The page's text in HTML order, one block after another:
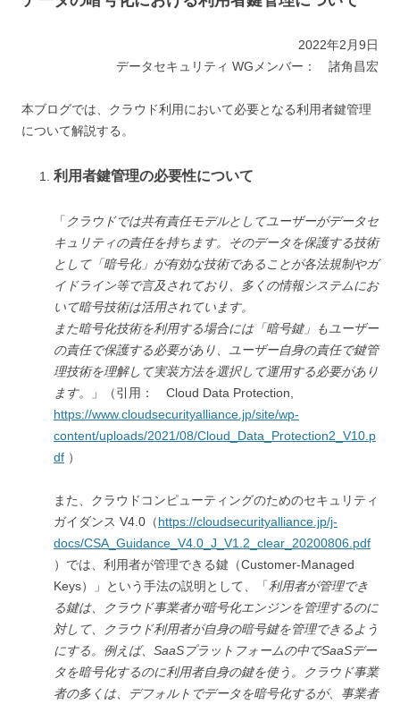
2022年2月9日
データセキュリティ WGメンバー： 諸角昌宏
本ブログでは、クラウド利用において必要となる利用者鍵管理
について解説する。
利用者鍵管理の必要性について
「 クラウドでは共有責任モデルとしてユーザーがデータセ
キュリティの責任を持ちます。そのデータを保護する技術
として「暗号化」が有効な技術であることが各法規制やガ
イドライン等で言及されており、多くの情報システムにお
いて暗号技術は活用されています。
また暗号化技術を利用する場合には「暗号鍵」もユーザー
の責任で保護する必要があり、ユーザー自身の責任で鍵管
理技術を理解して実装方法を選択して運用する必要があり
ます。
」（引用： Cloud Data Protection,
https://www.cloudsecurityalliance.jp/site/wp-
content/uploads/2021/08/Cloud_Data_Protection2_V10.p
df ）
また、クラウドコンピューティングのためのセキュリティ
ガイダンス V4.0（https://cloudsecurityalliance.jp/j-
docs/CSA_Guidance_V4.0_J_V1.2_clear_20200806.pdf
）では、利用者が管理できる鍵（Customer-Managed
Keys）」という手法の説明として、「利用者が管理でき
る鍵は、クラウド事業者が暗号化エンジンを管理するのに
対して、クラウド利用者が自身の暗号鍵を管理できるよう
にする。例えば、 SaaSプラットフォームの中でSaaSデー
タを暗号化するのに利用者自身の鍵を使う。クラウド事業
者の多くは、デフォルトでデータを暗号化するが、事業者